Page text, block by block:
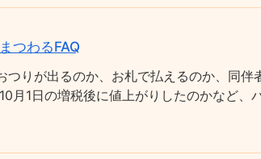
つわるFAQ
つりが出るのか、お札で払えるのか、同
月1日の増税後に値上がりしたのかなど、